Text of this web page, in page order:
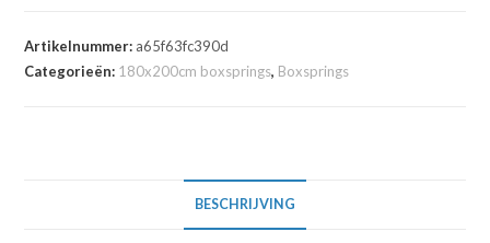
Artikelnummer: a65f63fc390d
Categorieën: 180x200cm boxsprings, Boxsprings
BESCHRIJVING